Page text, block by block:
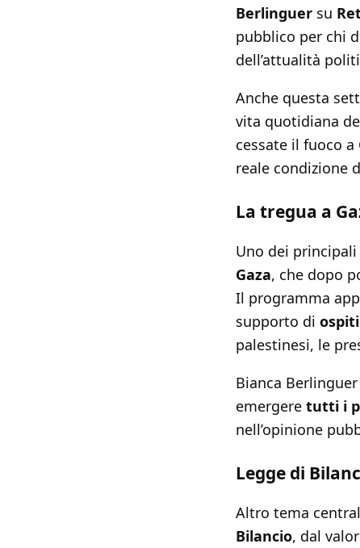
Berlinguer su
pubblico per chi
dell’attualità
Anche questa
vita quotidiana
cessate il fuoco a
reale condizione
La tregua a
Uno dei
Gaza, che dopo
Il programma
supporto di
palestinesi, le
Bianca
emergere tutti i
nell’opinione
Legge di
Altro tema
Bilancio, dal